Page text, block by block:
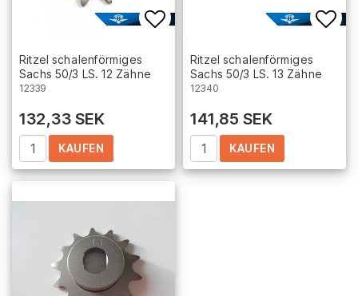
Add to list of favorites
Ritzel schalenförmiges
Sachs 50/3 LS. 12 Zähne
12339
132,33 SEK
KAUFEN
Ritzel schalenförmiges
Sachs 50/3 LS. 13 Zähne
12340
141,85 SEK
KAUFEN